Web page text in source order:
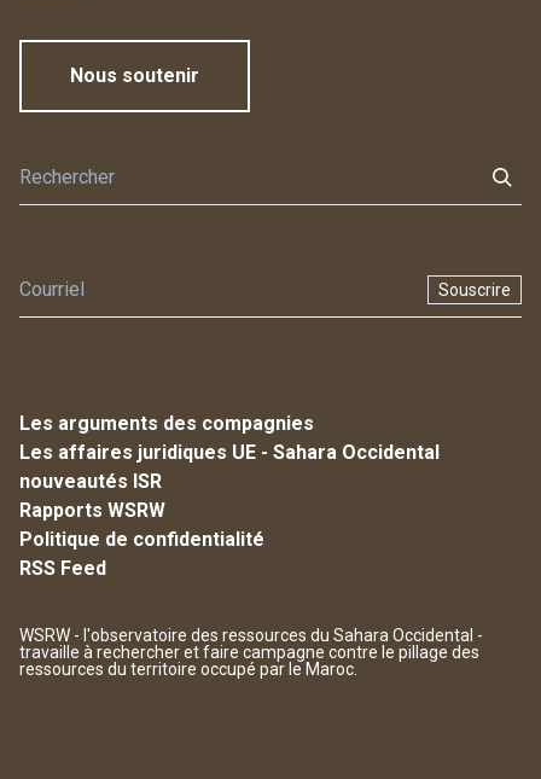
Nous soutenir
Souscrire
Les arguments des compagnies
Les affaires juridiques UE - Sahara Occidental
nouveautés ISR
Rapports WSRW
Politique de confidentialité
RSS Feed
WSRW - l'observatoire des ressources du Sahara Occidental -
travaille à rechercher et faire campagne contre le pillage des
ressources du territoire occupé par le Maroc.